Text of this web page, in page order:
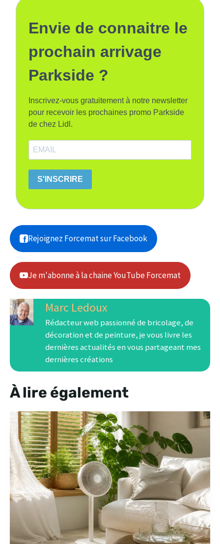
Envie de connaitre le
prochain arrivage
Parkside ?
Inscrivez-vous gratuitement à notre newsletter
pour recevoir les prochaines promo Parkside
de chez Lidl.
S'INSCRIRE
Rejoignez Forcemat sur Facebook
Je m'abonne à la chaine YouTube Forcemat
Marc Ledoux
Rédacteur web passionné de bricolage, de
décoration et de peinture, je vous livre les
dernières actualités en vous partageant mes
dernières créations
À lire également